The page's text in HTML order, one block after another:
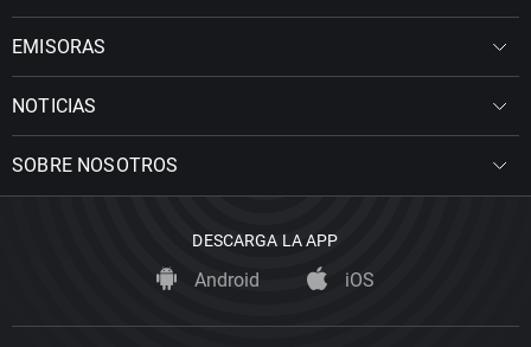
EMISORAS
NOTICIAS
SOBRE NOSOTROS
DESCARGA LA APP
Android iOS